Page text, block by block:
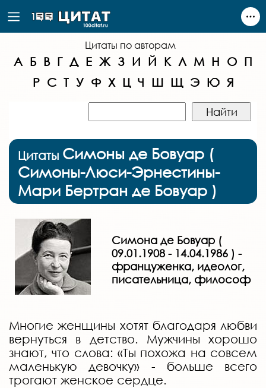
Цитаты по авторам
А Б В Г Д Е Ж З И Й К Л М Н О П
Р С Т У Ф Х Ц Ч Ш Щ Э Ю Я
Цитаты Симоны де Бовуар (
Симоны-Люси-Эрнестины-
Мари Бертран де Бовуар )
Симона де Бовуар (
09.01.1908 - 14.04.1986 ) -
француженка, идеолог,
писательница, философ
Многие женщины хотят благодаря любви
вернуться в детство. Мужчины хорошо
знают, что слова: «Ты похожа на совсем
маленькую девочку» - больше всего
трогают женское сердце.